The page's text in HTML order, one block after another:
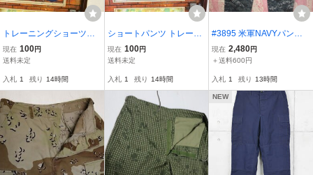
トレーニングショーツ
AIR FORCE USAF ミリタ
リー XXL ウエストゴ
ン ハーフ ショートパ
現在 100円
送料未定
入札 1 残り 14時間
ショートパンツ トレーニ
ングショーツ ミリタリー
ARMY 米軍 短パン 軍も
L アメリカ古着 重ね着
現在 100円
送料未定
入札 1 残り 14時間
#3895 米軍NAVYパンツ
M-ショート ウエスト:約8
8cm（31～35IN）股下約
現在 2,480円
＋送料600円
入札 1 残り 13時間
NEW